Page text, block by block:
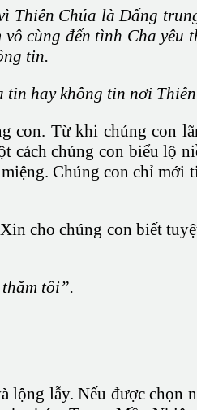
Chúa là Ðấng
cùng đến tình Cha
tin.
tin hay không tin nơi
con. Từ khi chúng con
chúng con biểu lộ
Chúng con chỉ
cho chúng con biết
tôi”.
lẫy. Nếu được chọn